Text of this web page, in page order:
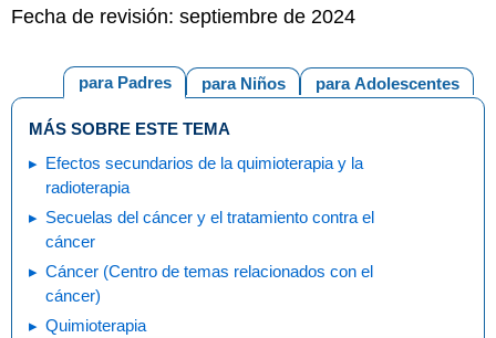
Fecha de revisión: septiembre de 2024
para Adolescentes
para Niños
para Padres
MÁS SOBRE ESTE TEMA
Efectos secundarios de la quimioterapia y la
radioterapia
Secuelas del cáncer y el tratamiento contra el
cáncer
Cáncer (Centro de temas relacionados con el
cáncer)
Quimioterapia